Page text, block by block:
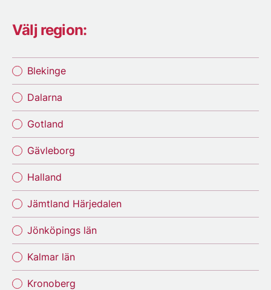
Välj region:
Blekinge
Dalarna
Gotland
Gävleborg
Halland
Jämtland Härjedalen
Jönköpings län
Kalmar län
Kronoberg